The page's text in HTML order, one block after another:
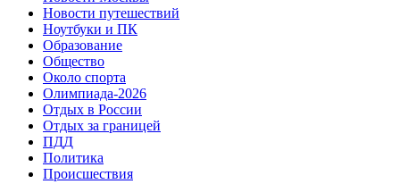
Новости путешествий
Ноутбуки и ПК
Образование
Общество
Около спорта
Олимпиада-2026
Отдых в России
Отдых за границей
ПДД
Политика
Происшествия